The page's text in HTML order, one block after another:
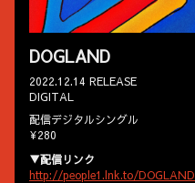
DOGLAND
2022.12.14 RELEASE
DIGITAL
配信デジタルシングル
¥280
▼配信リンク
http://people1.lnk.to/DOGLAND